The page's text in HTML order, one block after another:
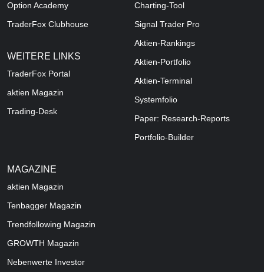
Option Academy
TraderFox Clubhouse
WEITERE LINKS
TraderFox Portal
aktien Magazin
Trading-Desk
Charting-Tool
Signal Trader Pro
Aktien-Rankings
Aktien-Portfolio
Aktien-Terminal
Systemfolio
Paper: Research-Reports
Portfolio-Builder
MAGAZINE
aktien Magazin
Tenbagger Magazin
Trendfollowing Magazin
GROWTH Magazin
Nebenwerte Investor